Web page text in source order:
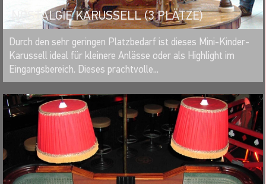
NOSTALGIE KARUSSELL (3 PLÄTZE)
MERKEN
Durch den sehr geringen Platzbedarf ist dieses Mini-Kinder-
Karussell ideal für kleinere Anlässe oder als Highlight im
Eingangsbereich. Dieses prachtvolle...